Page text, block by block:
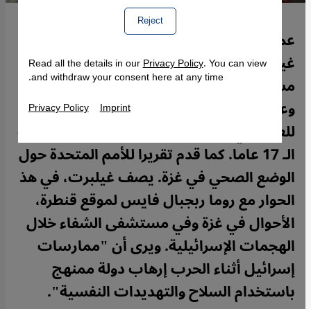
عمل الطبيب النرويجي البروفيسور مادز
غيلبرت، من جامعة ترومسو، متطوعا في
مستشفى الشفاء بغزة خلال حرب غزة الثالثة
وعايش أحوالها لحظة بلحظة. تطوع غيلبرت
للعمل في غزة بين الحين والآخر لفترة تجاوزت
الـ 17 عاما. كما قدم تقريرا للأمم المتحدة حول
الوضع الصحي في غزة. يصف غيلبرت، في هذ
الحوار مع روما ربجبال فايس لموقع قنطرة،
الأحوال في غزة وفي مستشفى الشفاء خلال
الهجمات الإسرائيلية. ويرى أن "ممارسات
إسرائيل أثناء الحرب إرهاب دولة ممنهج
باستخدام السلاح والتهديدات النفسية".
Reject
Read all the details in ourPrivacy Policy. You can view
and withdraw your consent here at any time.
Privacy Policy Imprint